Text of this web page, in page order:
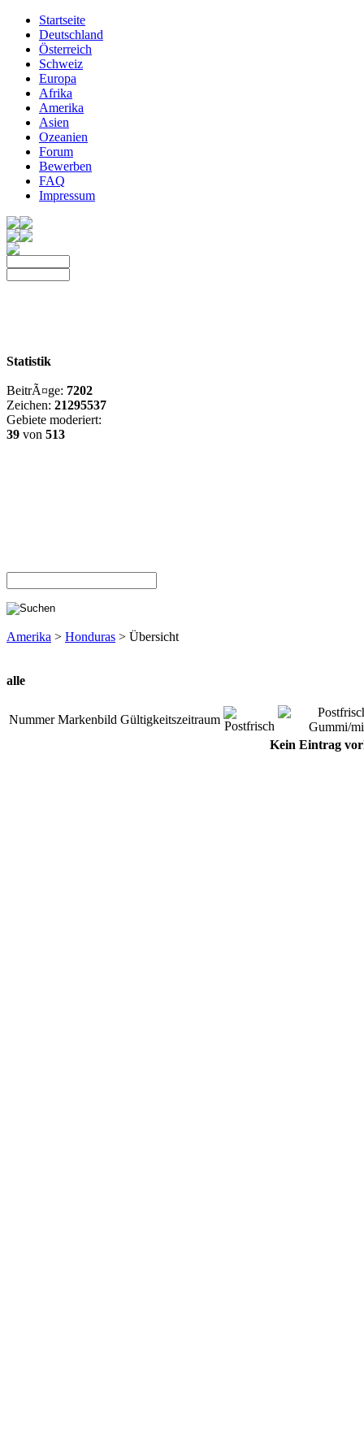
Startseite
Deutschland
Österreich
Schweiz
Europa
Afrika
Amerika
Asien
Ozeanien
Forum
Bewerben
FAQ
Impressum
Statistik
BeitrÃ¤ge: 7202
Zeichen: 21295537
Gebiete moderiert:
39 von 513
Amerika > Honduras > Übersicht
alle
Nummer Markenbild Gültigkeitszeitraum
Kein Eintrag